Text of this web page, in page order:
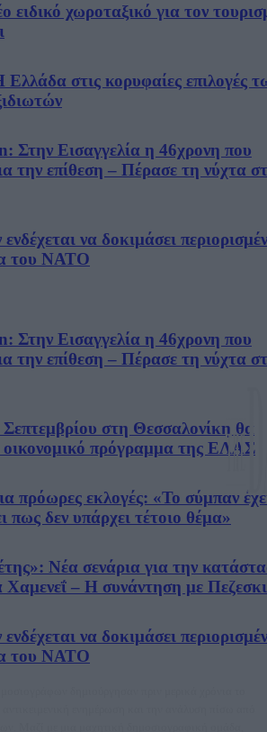
ειδικό χωροταξικό για τον
στις κορυφαίες επιλογές
Στην Εισαγγελία η 46χρονη που
την επίθεση – Πέρασε τη νύχτα
να δοκιμάσει
του ΝΑΤΟ
Στην Εισαγγελία η 46χρονη που
την επίθεση – Πέρασε τη νύχτα
στη Θεσσαλονίκη θα
οικονομικό πρόγραμμα της ΕΛΑΣ
πρόωρες εκλογές: «Το σύμπαν
πως δεν υπάρχει τέτοιο θέμα»
Νέα σενάρια για την
– Η συνάντηση με
να δοκιμάσει
του ΝΑΤΟ